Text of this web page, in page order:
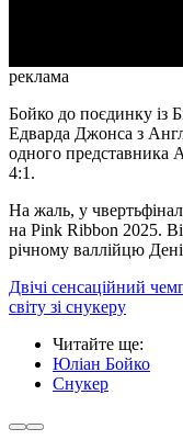
реклама
Бойко до поєдинку із
Едварда Джонса з
одного представника
4:1.
На жаль, у
на Pink Ribbon 2025.
річному валлійцю
Двічі сенсаційний
світу зі снукеру
Читайте ще:
Юліан Бойко
Снукер